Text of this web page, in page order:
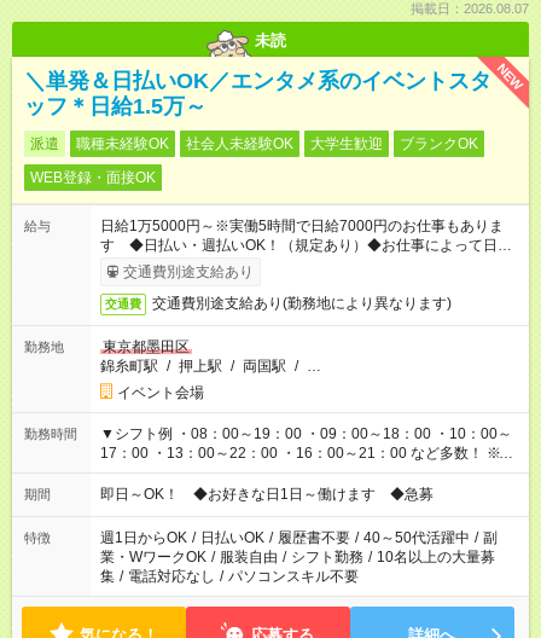
掲載日：2026.08.07
未読
NEW
＼単発＆日払いOK／エンタメ系のイベントスタ
ッフ＊日給1.5万～
派遣 職種未経験OK 社会人未経験OK 大学生歓迎
ブランクOK
WEB登録・面接OK
給与
日給1万5000円～※実働5時間で日給7000円のお仕事もありま
す ◆日払い・週払いOK！（規定あり）◆お仕事によって日給も
異なります
交通費別途支給あり
交通費 交通費別途支給あり(勤務地により異なります)
勤務地
東京都墨田区
錦糸町駅 / 押上駅 / 両国駅 / …
イベント会場
勤務時間
▼シフト例 ・08：00～19：00 ・09：00～18：00 ・10：00～
17：00 ・13：00～22：00 ・16：00～21：00 など多数！ ※お
仕事により勤務時間が異なります
期間 即日～OK！ ◆お好きな日1日～働けます ◆急募
特徴 週1日からOK / 日払いOK / 履歴書不要 / 40～50代活躍中 / 副
業・WワークOK / 服装自由 / シフト勤務 / 10名以上の大量募
集 / 電話対応なし / パソコンスキル不要